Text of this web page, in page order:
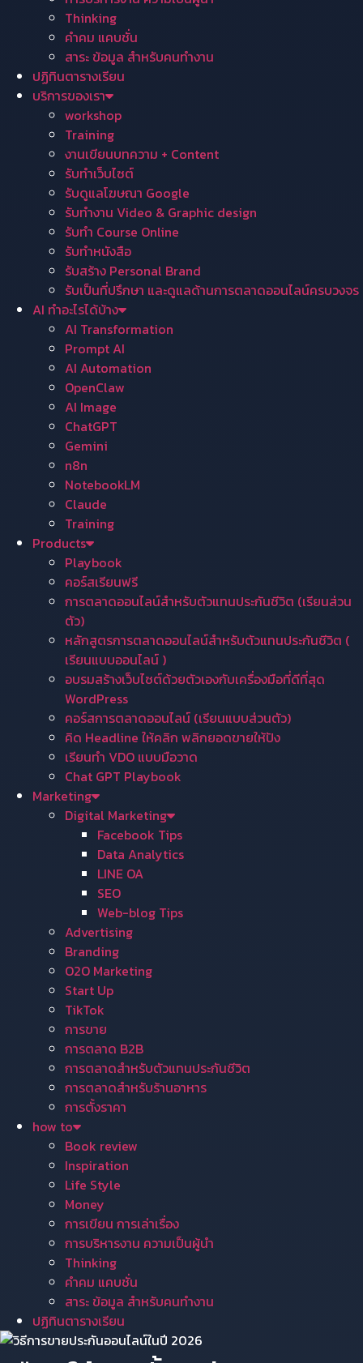
Thinking
คำคม แคบชั่น
สาระ ข้อมูล สำหรับคนทำงาน
ปฏิทินตารางเรียน
บริการของเรา
workshop
Training
งานเขียนบทความ + Content
รับทำเว็บไซต์
รับดูแลโฆษณา Google
รับทำงาน Video & Graphic design
รับทำ Course Online
รับทำหนังสือ
รับสร้าง Personal Brand
รับเป็นที่ปรึกษา และดูแลด้านการตลาดออนไลน์ครบวงจร
AI ทำอะไรได้บ้าง
AI Transformation
Prompt AI
AI Automation
OpenClaw
AI Image
ChatGPT
Gemini
n8n
NotebookLM
Claude
Training
Products
Playbook
คอร์สเรียนฟรี
การตลาดออนไลน์สำหรับตัวแทนประกันชีวิต (เรียนส่วน
ตัว)
หลักสูตรการตลาดออนไลน์สำหรับตัวแทนประกันชีวิต (
เรียนแบบออนไลน์ )
อบรมสร้างเว็บไซต์ด้วยตัวเองกับเครื่องมือที่ดีที่สุด
WordPress
คอร์สการตลาดออนไลน์ (เรียนแบบส่วนตัว)
คิด Headline ให้คลิก พลิกยอดขายให้ปัง
เรียนทำ VDO แบบมือวาด
Chat GPT Playbook
Marketing
Digital Marketing
Facebook Tips
Data Analytics
LINE OA
SEO
Web-blog Tips
Advertising
Branding
O2O Marketing
Start Up
TikTok
การขาย
การตลาด B2B
การตลาดสำหรับตัวแทนประกันชีวิต
การตลาดสำหรับร้านอาหาร
การตั้งราคา
how to
Book review
Inspiration
Life Style
Money
การเขียน การเล่าเรื่อง
การบริหารงาน ความเป็นผู้นำ
Thinking
คำคม แคบชั่น
สาระ ข้อมูล สำหรับคนทำงาน
ปฏิทินตารางเรียน